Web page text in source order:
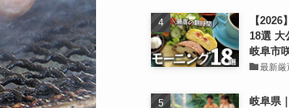
【
18選 大
岐阜市
最新厳
岐阜県